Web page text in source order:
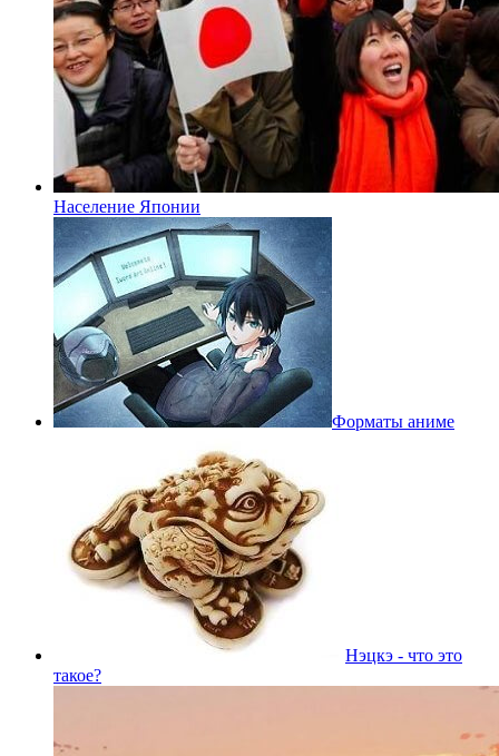
Население Японии
Форматы аниме
Нэцкэ - что это
такое?